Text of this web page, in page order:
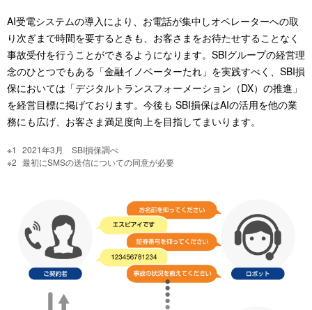
AI受電システムの導入により、お電話が集中しオペレーターへの取
り次ぎまで時間を要するときも、お客さまをお待たせすることなく
事故受付を行うことができるようになります。SBIグループの経営理
念のひとつでもある「金融イノベーターたれ」を実践すべく、SBI損
保においては「デジタルトランスフォーメーション（DX）の推進」
を経営目標に掲げております。今後も SBI損保はAIの活用を他の業
務にも広げ、お客さま満足度向上を目指してまいります。
2021年3月 SBI損保調べ
最初にSMSの送信についての同意が必要